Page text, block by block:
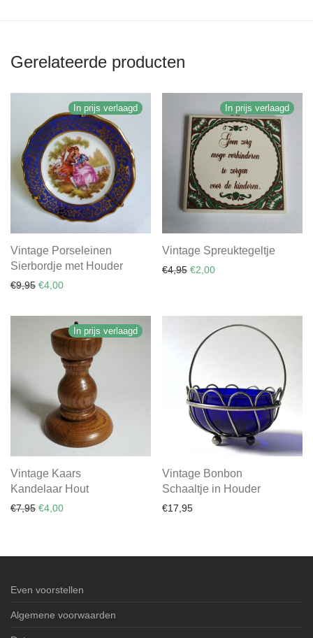
Gerelateerde producten
In prijs verlaagd
Vintage Porseleinen
Sierbordje met Houder
€9,95 Oorspronkelijke prijs was: €9,95.
€4,00Huidige prijs is: €4,00.
In prijs verlaagd
Vintage Spreuktegeltje
€4,95 Oorspronkelijke prijs was:
€2,00Huidige prijs is: €2,00.
In prijs verlaagd
Vintage Kaars
Kandelaar Hout
€7,95 Oorspronkelijke prijs was: €7,95.
€4,00Huidige prijs is: €4,00.
Vintage Bonbon
Schaaltje in Houder
€17,95
Even voorstellen
Algemene voorwaarden